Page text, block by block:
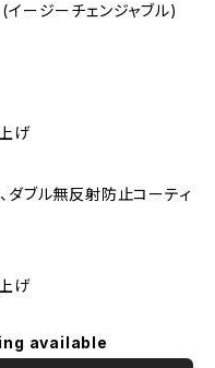
イージーチェンジャブル)
げ
ダブル無反射防止コーティ
げ
available